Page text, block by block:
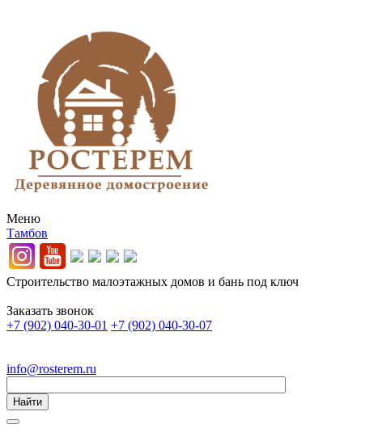
Меню
Тамбов
Строительство малоэтажных домов и бань под ключ
Заказать звонок
+7 (902) 040-30-01 +7 (902) 040-30-07
info@rosterem.ru
Найти